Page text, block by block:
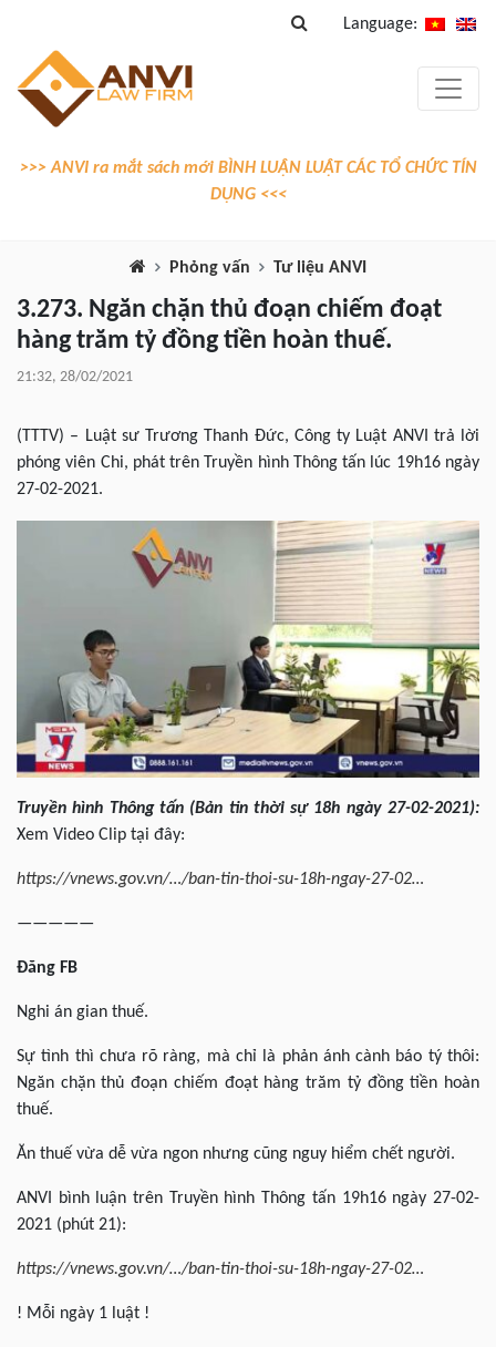
Language:
>>> ANVI ra mắt sách mới BÌNH LUẬN LUẬT CÁC TỔ CHỨC TÍN
DỤNG <<<
Phỏng vấn Tư liệu ANVI
3.273. Ngăn chặn thủ đoạn chiếm đoạt
hàng trăm tỷ đồng tiền hoàn thuế.
21:32, 28/02/2021
(TTTV) – Luật sư Trương Thanh Đức, Công ty Luật ANVI trả lời
phóng viên Chi, phát trên Truyền hình Thông tấn lúc 19h16 ngày
27-02-2021.
Truyền hình Thông tấn (Bản tin thời sự 18h ngày 27-02-2021):
Xem Video Clip tại đây:
https://vnews.gov.vn/…/ban-tin-thoi-su-18h-ngay-27-02…
—————
Đăng FB
Nghi án gian thuế.
Sự tình thì chưa rõ ràng, mà chỉ là phản ánh cành báo tý thôi:
Ngăn chặn thủ đoạn chiếm đoạt hàng trăm tỷ đồng tiền hoàn
thuế.
Ăn thuế vừa dễ vừa ngon nhưng cũng nguy hiểm chết người.
ANVI bình luận trên Truyền hình Thông tấn 19h16 ngày 27-02-
2021 (phút 21):
https://vnews.gov.vn/…/ban-tin-thoi-su-18h-ngay-27-02…
! Mỗi ngày 1 luật !